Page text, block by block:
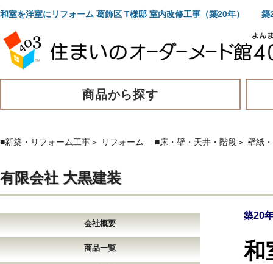
和室を洋室にリフォーム 葛飾区 T様邸 室内改修工事（築20年） 築
商品から探す
■新築・リフォーム工事＞ リフォーム ■床・壁・天井・階段＞ 壁紙
有限会社 大黒建装
会社概要
商品一覧
築20
和